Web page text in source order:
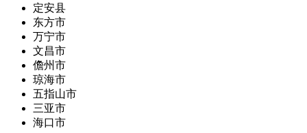
定安县
东方市
万宁市
文昌市
儋州市
琼海市
五指山市
三亚市
海口市